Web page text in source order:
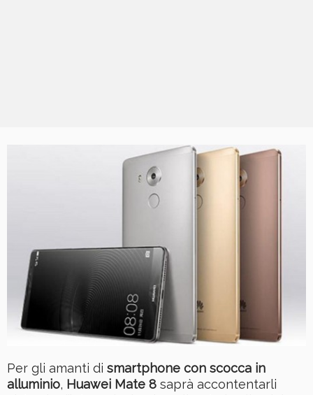
Per gli amanti di smartphone con scocca in
alluminio, Huawei Mate 8 saprà accontentarli